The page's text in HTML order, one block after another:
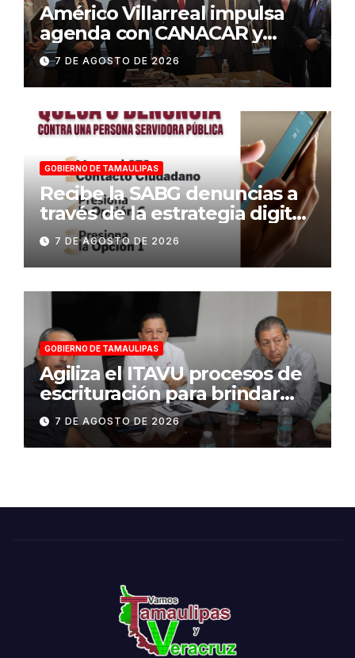
Américo Villarreal impulsa
agenda con CANACAR y
CONCAMIN para fortalecer la
competitividad de
Tamaulipas
7 DE AGOSTO DE 2026
GOBIERNO DE TAMAULIPAS
Recibe la SABG denuncias a
través de la estrategia digital
«Tamaulipas te conecta»
7 DE AGOSTO DE 2026
GOBIERNO DE TAMAULIPAS
Agiliza el ITAVU procesos de
escrituración para brindar
certeza patrimonial a más
familias de Tamaulipas
7 DE AGOSTO DE 2026